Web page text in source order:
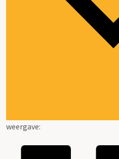
weergave: